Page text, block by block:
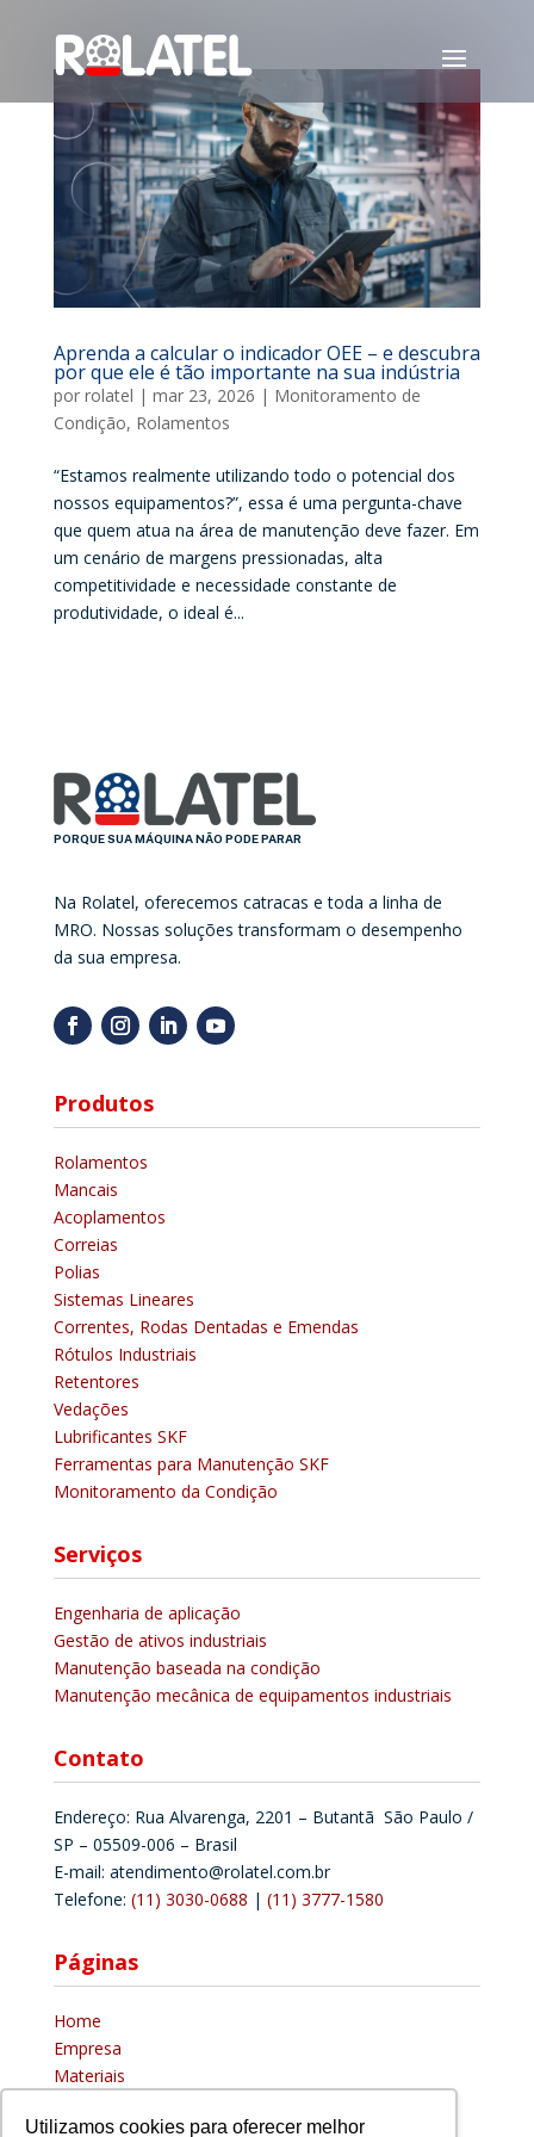
Utilizamos cookies para oferecer melhor
Aprenda a calcular o indicador OEE – e descubra
por que ele é tão importante na sua indústria
por rolatel | mar 23, 2026 | Monitoramento de
Condição, Rolamentos
“Estamos realmente utilizando todo o potencial dos
nossos equipamentos?”, essa é uma pergunta-chave
que quem atua na área de manutenção deve fazer. Em
um cenário de margens pressionadas, alta
competitividade e necessidade constante de
produtividade, o ideal é...
PORQUE SUA MÁQUINA NÃO PODE PARAR
Na Rolatel, oferecemos catracas e toda a linha de
MRO. Nossas soluções transformam o desempenho
da sua empresa.
Produtos
Rolamentos
Mancais
Acoplamentos
Correias
Polias
Sistemas Lineares
Correntes, Rodas Dentadas e Emendas
Rótulos Industriais
Retentores
Vedações
Lubrificantes SKF
Ferramentas para Manutenção SKF
Monitoramento da Condição
Serviços
Engenharia de aplicação
Gestão de ativos industriais
Manutenção baseada na condição
Manutenção mecânica de equipamentos industriais
Contato
Endereço: Rua Alvarenga, 2201 – Butantã São Paulo /
SP – 05509-006 – Brasil
E-mail: atendimento@rolatel.com.br
Telefone: (11) 3030-0688 | (11) 3777-1580
Páginas
Home
Empresa
Materiais
Blog